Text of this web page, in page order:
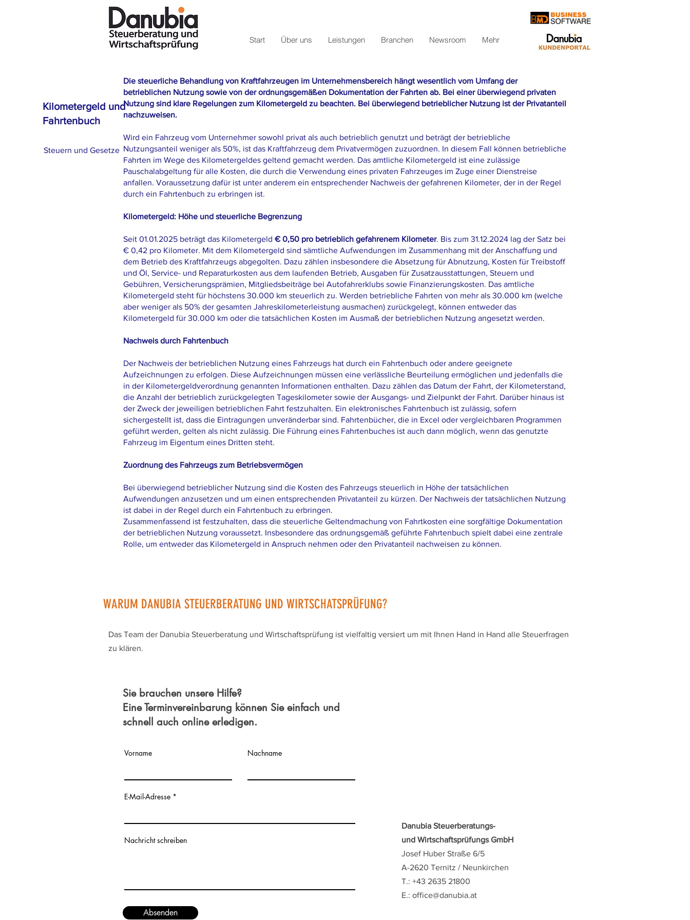
Start Über uns Leistungen Branchen Newsroom Mehr
Kilometergeld und
Fahrtenbuch
Steuern und Gesetze
Die steuerliche Behandlung von Kraftfahrzeugen im Unternehmensbereich hängt wesentlich vom Umfang der
betrieblichen Nutzung sowie von der ordnungsgemäßen Dokumentation der Fahrten ab. Bei einer überwiegend privaten
Nutzung sind klare Regelungen zum Kilometergeld zu beachten. Bei überwiegend betrieblicher Nutzung ist der Privatanteil
nachzuweisen.
Wird ein Fahrzeug vom Unternehmer sowohl privat als auch betrieblich genutzt und beträgt der betriebliche
Nutzungsanteil weniger als 50%, ist das Kraftfahrzeug dem Privatvermögen zuzuordnen. In diesem Fall können betriebliche
Fahrten im Wege des Kilometergeldes geltend gemacht werden. Das amtliche Kilometergeld ist eine zulässige
Pauschalabgeltung für alle Kosten, die durch die Verwendung eines privaten Fahrzeuges im Zuge einer Dienstreise
anfallen. Voraussetzung dafür ist unter anderem ein entsprechender Nachweis der gefahrenen Kilometer, der in der Regel
durch ein Fahrtenbuch zu erbringen ist.
Kilometergeld: Höhe und steuerliche Begrenzung
Seit 01.01.2025 beträgt das Kilometergeld € 0,50 pro betrieblich gefahrenem Kilometer. Bis zum 31.12.2024 lag der Satz bei
€ 0,42 pro Kilometer. Mit dem Kilometergeld sind sämtliche Aufwendungen im Zusammenhang mit der Anschaffung und
dem Betrieb des Kraftfahrzeugs abgegolten. Dazu zählen insbesondere die Absetzung für Abnutzung, Kosten für Treibstoff
und Öl, Service- und Reparaturkosten aus dem laufenden Betrieb, Ausgaben für Zusatzausstattungen, Steuern und
Gebühren, Versicherungsprämien, Mitgliedsbeiträge bei Autofahrerklubs sowie Finanzierungskosten. Das amtliche
Kilometergeld steht für höchstens 30.000 km steuerlich zu. Werden betriebliche Fahrten von mehr als 30.000 km (welche
aber weniger als 50% der gesamten Jahreskilometerleistung ausmachen) zurückgelegt, können entweder das
Kilometergeld für 30.000 km oder die tatsächlichen Kosten im Ausmaß der betrieblichen Nutzung angesetzt werden.
Nachweis durch Fahrtenbuch
Der Nachweis der betrieblichen Nutzung eines Fahrzeugs hat durch ein Fahrtenbuch oder andere geeignete
Aufzeichnungen zu erfolgen. Diese Aufzeichnungen müssen eine verlässliche Beurteilung ermöglichen und jedenfalls die
in der Kilometergeldverordnung genannten Informationen enthalten. Dazu zählen das Datum der Fahrt, der Kilometerstand,
die Anzahl der betrieblich zurückgelegten Tageskilometer sowie der Ausgangs- und Zielpunkt der Fahrt. Darüber hinaus ist
der Zweck der jeweiligen betrieblichen Fahrt festzuhalten. Ein elektronisches Fahrtenbuch ist zulässig, sofern
sichergestellt ist, dass die Eintragungen unveränderbar sind. Fahrtenbücher, die in Excel oder vergleichbaren Programmen
geführt werden, gelten als nicht zulässig. Die Führung eines Fahrtenbuches ist auch dann möglich, wenn das genutzte
Fahrzeug im Eigentum eines Dritten steht.
Zuordnung des Fahrzeugs zum Betriebsvermögen
Bei überwiegend betrieblicher Nutzung sind die Kosten des Fahrzeugs steuerlich in Höhe der tatsächlichen
Aufwendungen anzusetzen und um einen entsprechenden Privatanteil zu kürzen. Der Nachweis der tatsächlichen Nutzung
ist dabei in der Regel durch ein Fahrtenbuch zu erbringen.
Zusammenfassend ist festzuhalten, dass die steuerliche Geltendmachung von Fahrtkosten eine sorgfältige Dokumentation
der betrieblichen Nutzung voraussetzt. Insbesondere das ordnungsgemäß geführte Fahrtenbuch spielt dabei eine zentrale
Rolle, um entweder das Kilometergeld in Anspruch nehmen oder den Privatanteil nachweisen zu können.
WARUM DANUBIA STEUERBERATUNG UND WIRTSCHATSPRÜFUNG?
Das Team der Danubia Steuerberatung und Wirtschaftsprüfung ist vielfaltig versiert um mit Ihnen Hand in Hand alle Steuerfragen
zu klären.
Sie brauchen unsere Hilfe?
Eine Terminvereinbarung können Sie einfach und
schnell auch online erledigen.
Vorname Nachname
E-Mail-Adresse
Nachricht schreiben
Absenden
Danubia Steuerberatungs-
und Wirtschaftsprüfungs GmbH
Josef Huber Straße 6/5
A-2620 Ternitz / Neunkirchen
T.: +43 2635 21800
E.: office@danubia.at